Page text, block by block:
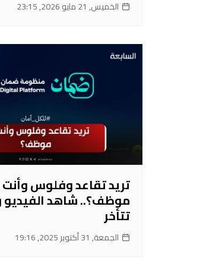
الخميس, 21 مايو 2026, 23:15
تريد تقاعد وفلوس
موظف؟.. شاهد الفيديو
تتأخر
الجمعة, 31 أكتوبر 2025, 19:16